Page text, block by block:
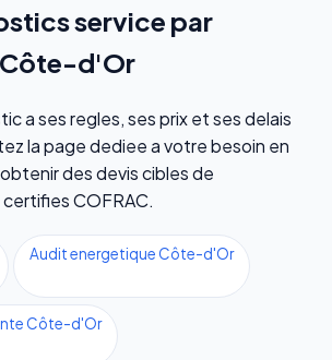
service par
Côte-d'Or
a ses regles, ses prix et ses delais
la page dediee a votre besoin en
des devis cibles de
COFRAC.
Audit energetique Côte-d'Or
Côte-d'Or